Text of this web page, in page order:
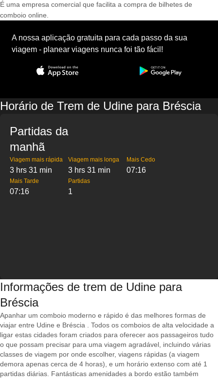
É uma empresa comercial que facilita a compra de bilhetes de
comboio online.
A nossa aplicação gratuita para cada passo da sua
viagem - planear viagens nunca foi tão fácil!
Horário de Trem de Udine para Bréscia
Partidas da
manhã
Viagem mais rápida
3 hrs 31 min
Viagem mais longa
3 hrs 31 min
Mais Cedo
07:16
Mais Tarde
07:16
Partidas
1
Informações de trem de Udine para
Bréscia
Apanhar um comboio moderno e rápido é das melhores formas de
viajar entre Udine e Bréscia . Todos os comboios de alta velocidade a
ligar estas cidades foram criados para oferecer aos passageiros tudo
o que possam precisar para uma viagem agradável, incluindo várias
classes de viagem por onde escolher, viagens rápidas (a viagem
demora apenas cerca de 4 horas), e um horário extenso com até 1
partidas diárias. Fantásticas amenidades a bordo estão também